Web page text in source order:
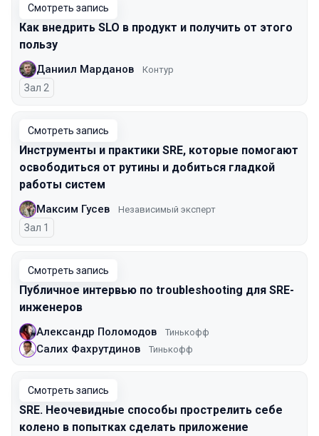
Смотреть запись
Как внедрить SLO в продукт и получить от этого
пользу
Даниил Марданов Контур
Зал 2
Смотреть запись
Инструменты и практики SRE, которые помогают
освободиться от рутины и добиться гладкой
работы систем
Максим Гусев Независимый эксперт
Зал 1
Смотреть запись
Публичное интервью по troubleshooting для SRE-
инженеров
Александр Поломодов Тинькофф
Салих Фахрутдинов Тинькофф
Смотреть запись
SRE. Неочевидные способы прострелить себе
колено в попытках сделать приложение